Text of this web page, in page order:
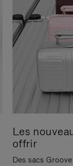
Les
offrir
Des sacs